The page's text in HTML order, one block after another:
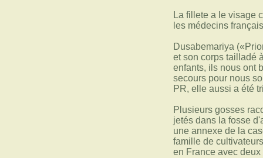
La fillete a le visage
les médecins
Dusabemariya
et son corps tailladé
enfants, ils nous ont
secours pour nous
PR, elle aussi a été
Plusieurs gosses
jetés dans la fosse
une annexe de la
famille de
en France avec